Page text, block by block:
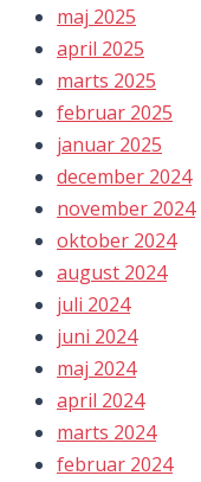
maj 2025
april 2025
marts 2025
februar 2025
januar 2025
december 2024
november 2024
oktober 2024
august 2024
juli 2024
juni 2024
maj 2024
april 2024
marts 2024
februar 2024